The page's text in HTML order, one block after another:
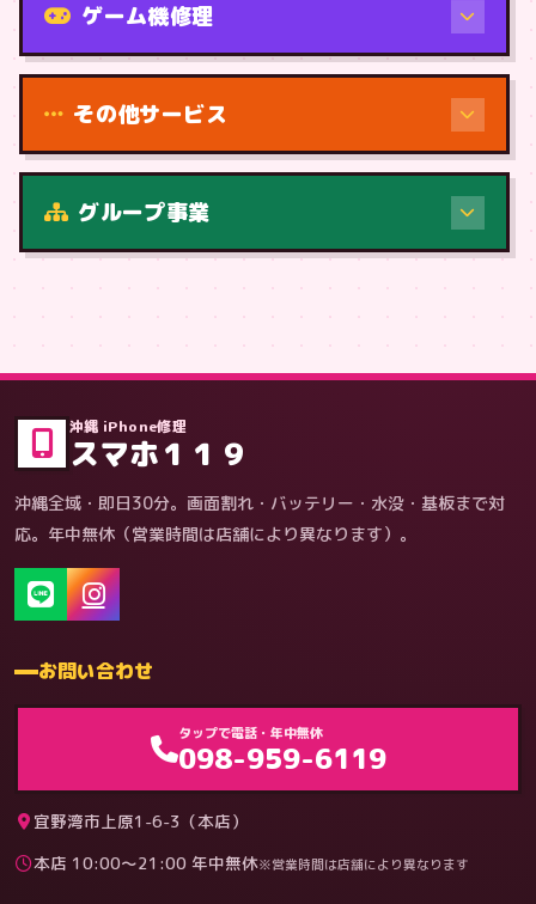
症状・内容から
ゲーム機修理
その他サービス
グループ事業
沖縄 iPhone修理
スマホ１１９
沖縄全域・即日30分。画面割れ・バッテリー・水没・基板まで対
応。年中無休（営業時間は店舗により異なります）。
お問い合わせ
タップで電話・年中無休
098-959-6119
宜野湾市上原1-6-3（本店）
本店 10:00〜21:00 年中無休※営業時間は店舗により異なります